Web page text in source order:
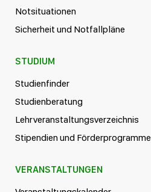
Notsituationen
Sicherheit und Notfallpläne
STUDIUM
Studienfinder
Studienberatung
Lehrveranstaltungsverzeichnis
Stipendien und Förderprogramme
VERANSTALTUNGEN